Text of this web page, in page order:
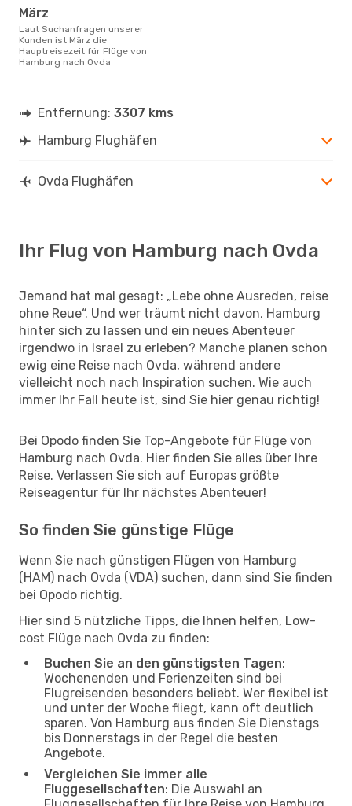
März
Laut Suchanfragen unserer
Kunden ist März die
Hauptreisezeit für Flüge von
Hamburg nach Ovda
Entfernung: 3307 kms
Hamburg Flughäfen
Ovda Flughäfen
Ihr Flug von Hamburg nach Ovda
Jemand hat mal gesagt: „Lebe ohne Ausreden, reise
ohne Reue“. Und wer träumt nicht davon, Hamburg
hinter sich zu lassen und ein neues Abenteuer
irgendwo in Israel zu erleben? Manche planen schon
ewig eine Reise nach Ovda, während andere
vielleicht noch nach Inspiration suchen. Wie auch
immer Ihr Fall heute ist, sind Sie hier genau richtig!
Bei Opodo finden Sie Top-Angebote für Flüge von
Hamburg nach Ovda. Hier finden Sie alles über Ihre
Reise. Verlassen Sie sich auf Europas größte
Reiseagentur für Ihr nächstes Abenteuer!
So finden Sie günstige Flüge
Wenn Sie nach günstigen Flügen von Hamburg
(HAM) nach Ovda (VDA) suchen, dann sind Sie finden
bei Opodo richtig.
Hier sind 5 nützliche Tipps, die Ihnen helfen, Low-
cost Flüge nach Ovda zu finden:
Buchen Sie an den günstigsten Tagen:
Wochenenden und Ferienzeiten sind bei
Flugreisenden besonders beliebt. Wer flexibel ist
und unter der Woche fliegt, kann oft deutlich
sparen. Von Hamburg aus finden Sie Dienstags
bis Donnerstags in der Regel die besten
Angebote.
Vergleichen Sie immer alle
Fluggesellschaften: Die Auswahl an